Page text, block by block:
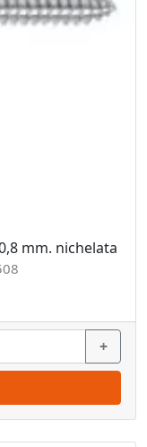
mm. nichelata
+